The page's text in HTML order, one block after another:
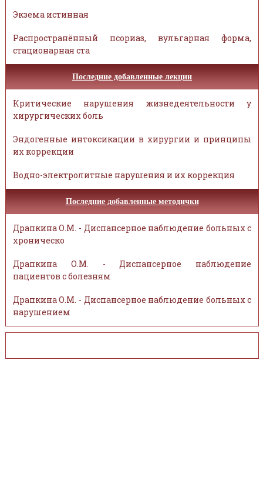
Экзема истинная
Распространённый псориаз, вульгарная форма,
стационарная ста
Последние добавленные лекции
Критические нарушения жизнедеятельности у
хирургических боль
Эндогенные интоксикации в хирургии и принципы
их коррекции
Водно-электролитные нарушения и их коррекция
Последние добавленные методички
Драпкина О.М. - Диспансерное наблюдение больных с
хроническо
Драпкина О.М. - Диспансерное наблюдение
пациентов с болезням
Драпкина О.М. - Диспансерное наблюдение больных с
нарушением